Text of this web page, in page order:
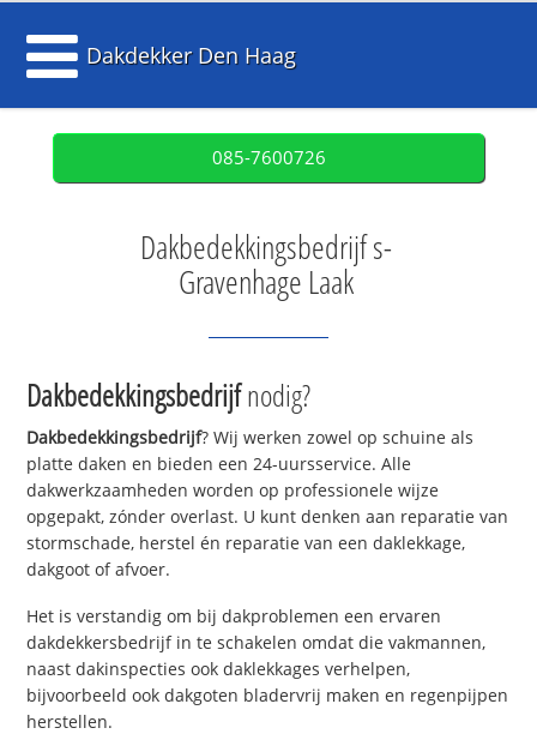
Dakdekker Den Haag
085-7600726
Dakbedekkingsbedrijf s-
Gravenhage Laak
Dakbedekkingsbedrijfnodig?
Dakbedekkingsbedrijf? Wij werken zowel op schuine als
platte daken en bieden een 24-uursservice. Alle
dakwerkzaamheden worden op professionele wijze
opgepakt, zónder overlast. U kunt denken aan reparatie van
stormschade, herstel én reparatie van een daklekkage,
dakgoot of afvoer.
Het is verstandig om bij dakproblemen een ervaren
dakdekkersbedrijf in te schakelen omdat die vakmannen,
naast dakinspecties ook daklekkages verhelpen,
bijvoorbeeld ook dakgoten bladervrij maken en regenpijpen
herstellen.